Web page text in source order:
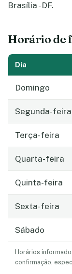
Brasília - DF.
Horário de
Dia
Domingo
Segunda-feira
Terça-feira
Quarta-feira
Quinta-feira
Sexta-feira
Sábado
Horários
confirmação,